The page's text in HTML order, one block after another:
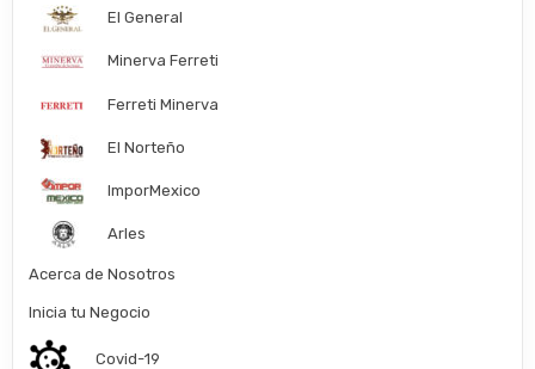
El General
Minerva Ferreti
Ferreti Minerva
El Norteño
ImporMexico
Arles
Acerca de Nosotros
Inicia tu Negocio
Covid-19